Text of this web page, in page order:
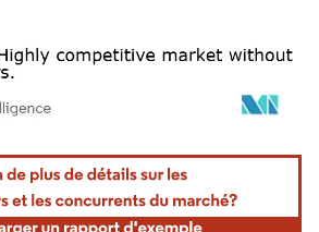
La réutilisation nécessite une attribution sous CC BY